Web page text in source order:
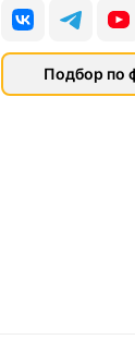
Подбор по